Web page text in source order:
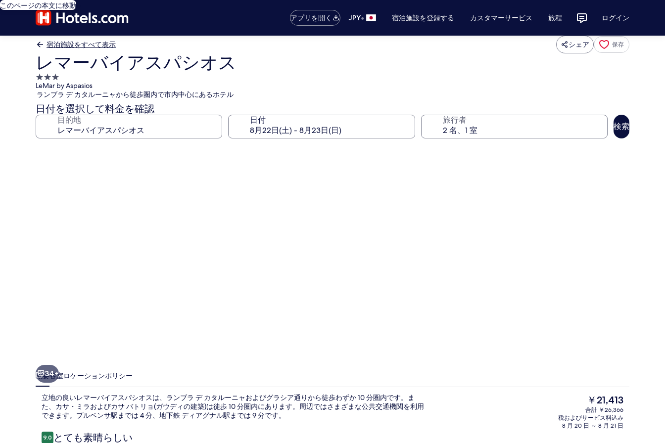
このページの本文に移動
アプリを開く
JPY• 宿泊施設を登録する カスタマーサービス 旅程 ログイン
宿泊施設をすべて表示 シェア 保存
レマーバイアスパシオス
3.0
つ
星
宿
泊
LeMar by Aspasios
ランブラ デ カタルーニャから徒歩圏内で市内中心にあるホテル
日付を選択して料金を確認
目的地 日付 旅行者
検索
ギ
ャ
ラ
リ
ー
スーペリア ルーム | 低反発ベッド、ミニバー、セーフティボックス (室内)、遮光カーテン
内装
34+
概要客室ロケーションポリシー
立地の良いレマーバイアスパシオスは、ランブラ デ カタルーニャおよびグラシア通りから徒歩わずか 10 分圏内です。ま
た、カサ・ミラおよびカサ バトリョ(ガウディの建築)は徒歩 10 分圏内にあります。周辺ではさまざまな公共交通機関を利用
できます。プルベンサ駅までは 4 分、地下鉄 ディアグナル駅までは 9 分です。
口
9.010段階中9.0
とても素晴らしい
現
在
の
料
￥21,413
合計 ￥26,366
税およびサービス料込み
8 月 20 日 ～ 8 月 21 日